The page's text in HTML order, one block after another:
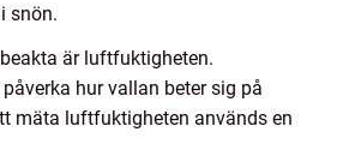
snön.
är luftfuktigheten.
hur vallan beter sig på
mäta luftfuktigheten används en